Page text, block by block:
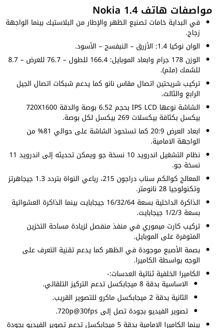
مواصفات هاتف Nokia 1.4
في البداية خامات تصنيع الظهر والإطار من البلاستيك بينما الواجهة
زجاج.
الوان نوكيا 1.4: الأزرق – النبفسج – الأسود.
الوزن 178 جرام وابعاد الموبايل: 166.4 للطول – 76.7 للعرض – 8.7
للسُمك (ملم).
تركيب شريحتين اتصال مقاس نانو كما يدعم شبكات اتصال الجيل
الرابع والثالث.
الشاشة نوعها IPS LCD بحجم 6.52 بوصة والدقة 720X1600
بيكسل بكثافة بيكسلات 269 بيكسل لكل بوصة.
ابعاد العرض 20:9 كما تستحوذ الشاشة على حوالي 81% من
الواجهة الامامية.
نظام التشغيل اندرويد 10 نسخة جو ويمكن تحديثه إلى اندرويد 11
نسخة جو.
المعالج كوالكم سناب دراجون 215، رباعي النواة بتردد 1.3 جيجاهرتز
وتكنولوجيا 28 نانومتر.
الذاكرة الداخلية بسعة 16/32/64 جيجابايت بينما الذاكرة العشوائية
بسعة 1/2/3 جيجابايت.
تركيب كارت ميموري في منفذ منفصل لزيادة مساحة التخزين
المتوفرة على الموبايل.
بصمة الأصبع موجودة في الظهر كما يدعم تقنية التعرف على
الوجه بواسطة الكاميرا.
الكاميرا الخلفية ثنائية العدسات:-
الاساسية بدقة 8 ميجابكسل تدعم التركيز التلقائي.
الثانية بدقة 2 ميجابكسل ماكرو للتصوير القريب.
تصوير الفيديو بجودة تصل إلى 720p@30fps.
بينما الكاميرا الامامية بدقة 5 ميجابكسل تدعم تصوير الفيديو بجودة